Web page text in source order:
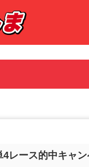
レース的中キャ